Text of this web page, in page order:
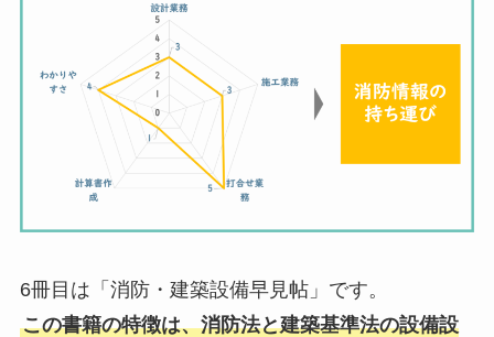
6冊目は「消防・建築設備早見帖」です。
この書籍の特徴は、消防法と建築基準法の設備設